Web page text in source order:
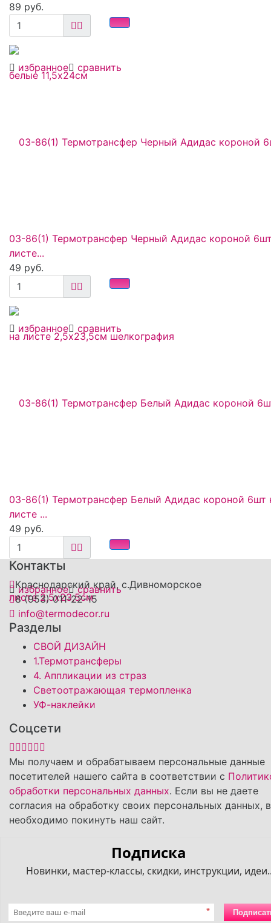
избранное сравнить
89 руб.
избранное сравнить
03-86(1) Термотрансфер Черный Адидас короной
листе...
49 руб.
избранное сравнить
03-86(1) Термотрансфер Белый Адидас короной 6шт
листе ...
49 руб.
Контакты
Краснодарский край, с.Дивноморское
8 (953) 011-22-15
info@termodecor.ru
Разделы
СВОЙ ДИЗАЙН
1.Термотрансферы
4. Аппликации из страз
Светоотражающая термопленка
УФ-наклейки
Соцсети
Мы получаем и обрабатываем персональные данные
посетителей нашего сайта в соответствии с
обработки персональных данных. Если вы не даете
согласия на обработку своих персональных данных,
необходимо покинуть наш сайт.
Подписка
Новинки, мастер-классы, скидки, инструкции,
*